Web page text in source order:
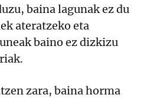
baina lagunak ez du
ateratzeko eta
baino ez dizkizu
zara, baina horma